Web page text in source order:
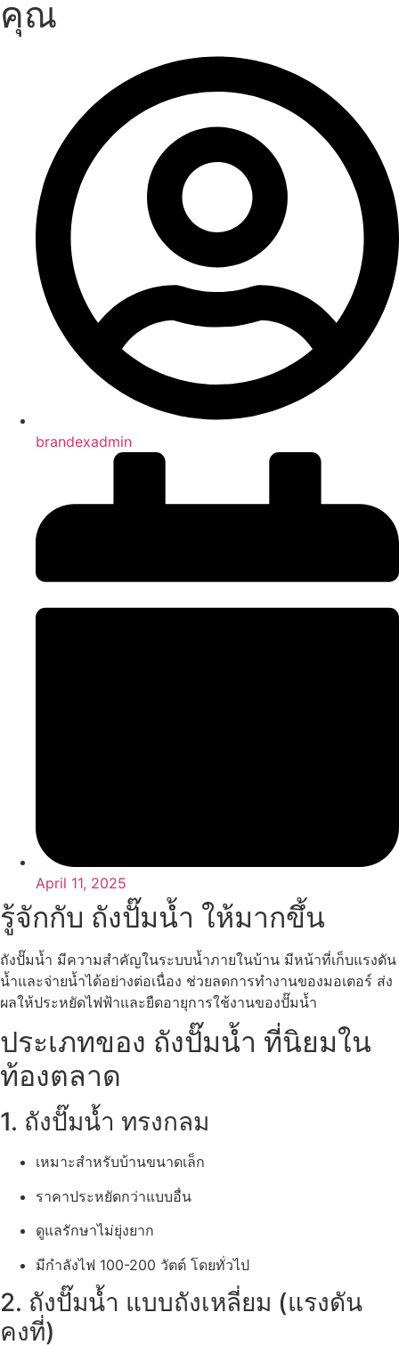
คุณ
brandexadmin
April 11, 2025
รู้จักกับ ถังปั๊มน้ำ ให้มากขึ้น
ถังปั๊มน้ำ มีความสำคัญในระบบน้ำภายในบ้าน มีหน้าที่เก็บแรงดัน
น้ำและจ่ายน้ำได้อย่างต่อเนื่อง ช่วยลดการทำงานของมอเตอร์ ส่ง
ผลให้ประหยัดไฟฟ้าและยืดอายุการใช้งานของปั๊มน้ำ
ประเภทของ ถังปั๊มน้ำ ที่นิยมใน
ท้องตลาด
1. ถังปั๊มน้ำ ทรงกลม
เหมาะสำหรับบ้านขนาดเล็ก
ราคาประหยัดกว่าแบบอื่น
ดูแลรักษาไม่ยุ่งยาก
มีกำลังไฟ 100-200 วัตต์ โดยทั่วไป
2. ถังปั๊มน้ำ แบบถังเหลี่ยม (แรงดัน
คงที่)